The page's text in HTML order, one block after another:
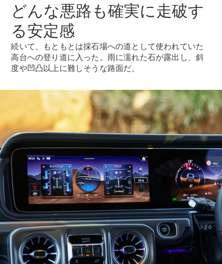
デザイン＆
コンセプト
サステナビ
スポンサー
シップ /
CSR
メルセデ
ス・ベン
ツ
どんな悪路も確実に走破す
る安定感
続いて、もともとは採石場への道として使われていた
高台への登り道に入った。雨に濡れた石が露出し、斜
度や凹凸以上に難しそうな路面だ。